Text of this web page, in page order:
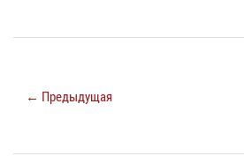
← Предыдущая